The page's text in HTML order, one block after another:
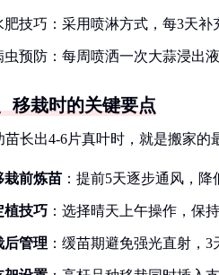
肥技巧：采用喷淋方式，每3天补
虫预防：每周喷洒一次大蒜浸出
移栽时的关键要点
苗长出4-6片真叶时，就是搬家的
栽前炼苗 ：提前5天逐步通风，降
植技巧 ：选择晴天上午操作，保
后管理 ：缓苗期避免强光直射，3